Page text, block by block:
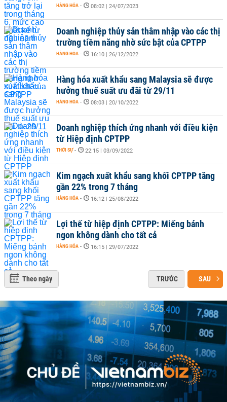
HÀNG HÓA - 08:02 | 24/07/2023
Doanh nghiệp thủy sản thâm nhập vào các thị
trường tiềm năng nhờ sức bật của CPTPP
HÀNG HÓA - 16:10 | 26/12/2022
Hàng hóa xuất khẩu sang Malaysia sẽ được
hưởng thuế suất ưu đãi từ 29/11
HÀNG HÓA - 08:03 | 20/10/2022
Doanh nghiệp thích ứng nhanh với điều kiện
từ Hiệp định CPTPP
THỜI SỰ - 22:15 | 03/09/2022
Kim ngạch xuất khẩu sang khối CPTPP tăng
gần 22% trong 7 tháng
HÀNG HÓA - 16:12 | 25/08/2022
Lợi thế từ hiệp định CPTPP: Miếng bánh
ngon không dành cho tất cả
HÀNG HÓA - 16:15 | 29/07/2022
Theo ngày TRƯỚC SAU